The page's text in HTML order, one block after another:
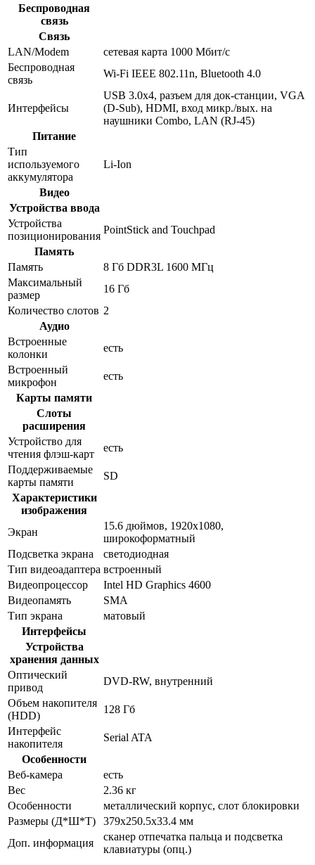
Беспроводная
связь
Связь
LAN/Modem
сетевая карта 1000 Мбит/c
Беспроводная
связь
Wi-Fi IEEE 802.11n, Bluetooth 4.0
Интерфейсы
USB 3.0x4, разъем для док-станции, VGA
(D-Sub), HDMI, вход микр./вых. на
наушники Combo, LAN (RJ-45)
Питание
Тип
используемого
аккумулятора
Li-Ion
Видео
Устройства ввода
Устройства
позиционирования
PointStick and Touchpad
Память
Память
8 Гб DDR3L 1600 МГц
Максимальный
размер
16 Гб
Количество слотов 2
Аудио
Встроенные
колонки
есть
Встроенный
микрофон
есть
Карты памяти
Слоты
расширения
Устройство для
чтения флэш-карт
есть
Поддерживаемые
карты памяти
SD
Характеристики
изображения
Экран
15.6 дюймов, 1920x1080,
широкоформатный
Подсветка экрана
светодиодная
Тип видеоадаптера встроенный
Видеопроцессор
Intel HD Graphics 4600
Видеопамять
SMA
Тип экрана
матовый
Интерфейсы
Устройства
хранения данных
Оптический
привод
DVD-RW, внутренний
Объем накопителя
(HDD)
128 Гб
Интерфейс
накопителя
Serial ATA
Особенности
Веб-камера
есть
Вес
2.36 кг
Особенности
металлический корпус, слот блокировки
Размеры (Д*Ш*Т)
379x250.5x33.4 мм
Доп. информация
сканер отпечатка пальца и подсветка
клавиатуры (опц.)